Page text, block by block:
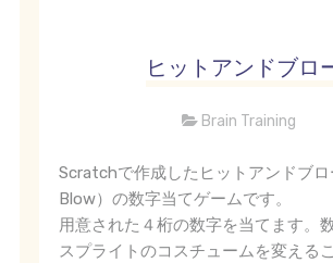
ヒットアンドブロ
Brain Training
Scratchで作成したヒットアンドブ
Blow）の数字当てゲームです。
用意された４桁の数字を当てます。
スプライトのコスチュームを変える